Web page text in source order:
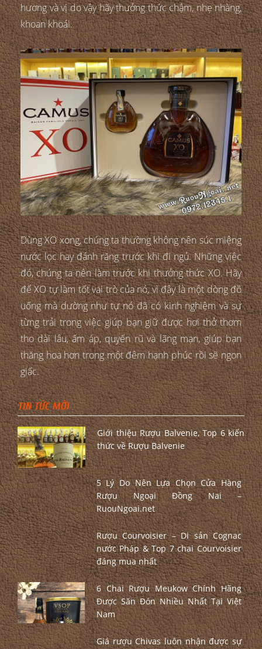
hương và vị do vậy hãy thưởng thức chậm, nhẹ nhàng,
khoan khoái.
Dùng XO xong, chúng ta thường không nên súc miệng
nước lọc hay đánh răng trước khi đi ngủ. Những việc
đó, chúng ta nên làm trước khi thưởng thức XO. Hãy
để XO tự làm tốt vai trò của nó, vì đây là một dòng đồ
uống mà dường như tự nó đã có kinh nghiệm và sự
từng trải trong việc giúp bạn giữ được hơi thở thơm
tho dài lâu, ấm áp, quyến rũ và lãng mạn, giúp bạn
thăng hoa hơn trong một đêm hạnh phúc rồi sẽ ngon
giấc.
TIN TỨC MỚI
Giới thiệu Rượu Balvenie, Top 6 kiến
thức về Rượu Balvenie
5 Lý Do Nên Lựa Chọn Cửa Hàng
Rượu Ngoại Đồng Nai –
RuouNgoai.net
Rượu Courvoisier – Di sản Cognac
nước Pháp & Top 7 chai Courvoisier
đáng mua nhất
6 Chai Rượu Meukow Chính Hãng
Được Săn Đón Nhiều Nhất Tại Việt
Nam
Giá rượu Chivas luôn nhận được sự